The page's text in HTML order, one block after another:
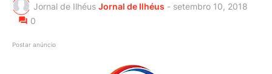
Jornal de Ilhéus Jornal de Ilhéus - setembro 10, 2018
0
Postar anúncio